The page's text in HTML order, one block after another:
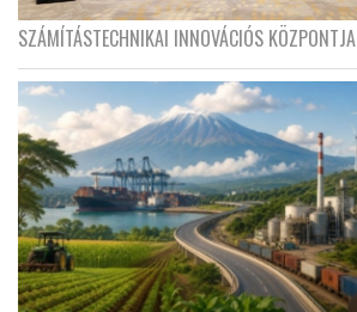
SZÁMÍTÁSTECHNIKAI INNOVÁCIÓS KÖZPONTJA